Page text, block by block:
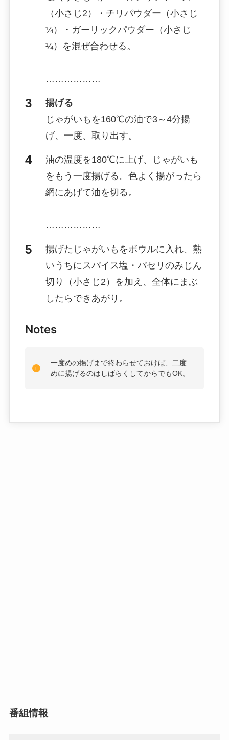
（小さじ2）・チリパウダー（小さじ
¼）・ガーリックパウダー（小さじ
¼）を混ぜ合わせる。
………………
揚げる
じゃがいもを160℃の油で3～4分揚
げ、一度、取り出す。
油の温度を180℃に上げ、じゃがいも
をもう一度揚げる。色よく揚がったら
網にあげて油を切る。
………………
揚げたじゃがいもをボウルに入れ、熱
いうちにスパイス塩・パセリのみじん
切り（小さじ2）を加え、全体にまぶ
したらできあがり。
Notes
一度めの揚げまで終わらせておけば、二度
めに揚げるのはしばらくしてからでもOK。
番組情報